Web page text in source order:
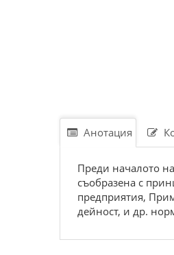
Анотация
Преди началото
съобразена с
предприятия,
дейност, и др.